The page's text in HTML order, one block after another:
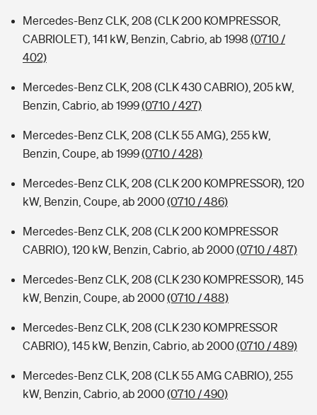
Mercedes-Benz CLK, 208 (CLK 200 KOMPRESSOR,
CABRIOLET), 141 kW, Benzin, Cabrio, ab 1998 (0710 /
402)
Mercedes-Benz CLK, 208 (CLK 430 CABRIO), 205 kW,
Benzin, Cabrio, ab 1999(0710 / 427)
Mercedes-Benz CLK, 208 (CLK 55 AMG), 255 kW,
Benzin, Coupe, ab 1999(0710 / 428)
Mercedes-Benz CLK, 208 (CLK 200 KOMPRESSOR), 120
kW, Benzin, Coupe, ab 2000(0710 / 486)
Mercedes-Benz CLK, 208 (CLK 200 KOMPRESSOR
CABRIO), 120 kW, Benzin, Cabrio, ab 2000(0710 / 487)
Mercedes-Benz CLK, 208 (CLK 230 KOMPRESSOR), 145
kW, Benzin, Coupe, ab 2000(0710 / 488)
Mercedes-Benz CLK, 208 (CLK 230 KOMPRESSOR
CABRIO), 145 kW, Benzin, Cabrio, ab 2000(0710 / 489)
Mercedes-Benz CLK, 208 (CLK 55 AMG CABRIO), 255
kW, Benzin, Cabrio, ab 2000(0710 / 490)